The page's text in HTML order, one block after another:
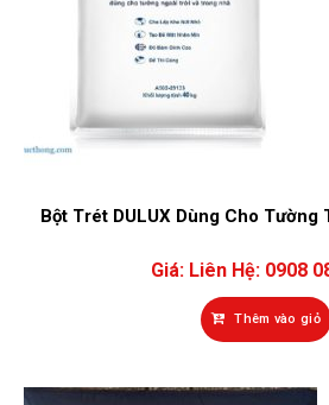
Bột Trét DULUX Dùng Cho Tường
Giá: Liên Hệ: 0908
Thêm vào giỏ